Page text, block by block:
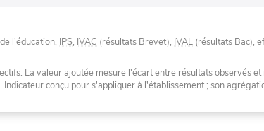
l'éducation, IPS, IVAC (résultats Brevet), IVAL (résultats Bac),
La valeur ajoutée mesure l'écart entre résultats observés
conçu pour s'appliquer à l'établissement ; son